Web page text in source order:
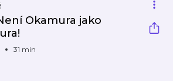
Okamura jako
31 min